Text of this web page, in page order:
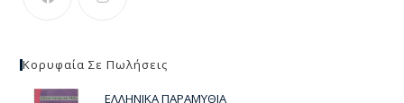
Κορυφαία Σε Πωλήσεις
ΕΛΛΗΝΙΚΑ ΠΑΡΑΜΥΘΙΑ